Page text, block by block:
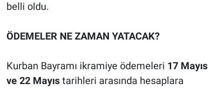
belli oldu.
ÖDEMELER NE ZAMAN YATACAK?
Kurban Bayramı ikramiye ödemeleri 17 Mayıs
ve 22 Mayıs tarihleri arasında hesaplara